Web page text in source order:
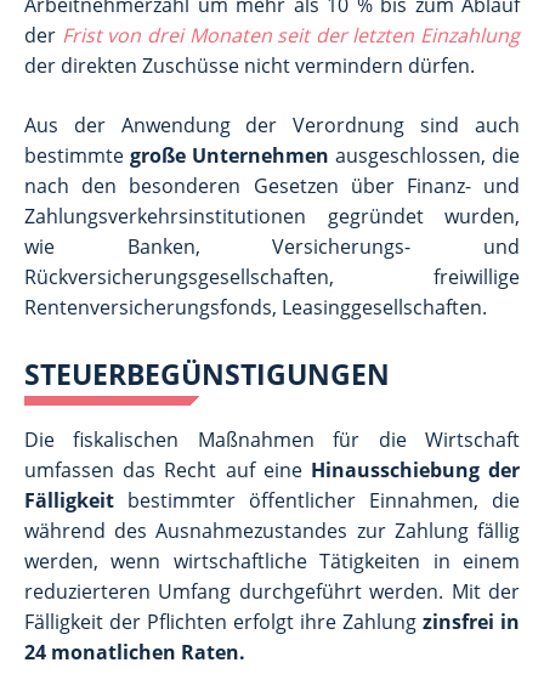
der Frist von drei Monaten seit der letzten Einzahlung
der direkten Zuschüsse nicht vermindern dürfen.
Aus der Anwendung der Verordnung sind auch
bestimmte große Unternehmen ausgeschlossen, die
nach den besonderen Gesetzen über Finanz- und
Zahlungsverkehrsinstitutionen gegründet wurden,
wie Banken, Versicherungs- und
Rückversicherungsgesellschaften, freiwillige
Rentenversicherungsfonds, Leasinggesellschaften.
STEUERBEGÜNSTIGUNGEN
Die fiskalischen Maßnahmen für die Wirtschaft
umfassen das Recht auf eineHinausschiebung der
Fälligkeit bestimmter öffentlicher Einnahmen, die
während des Ausnahmezustandes zur Zahlung fällig
werden, wenn wirtschaftliche Tätigkeiten in einem
reduzierteren Umfang durchgeführt werden. Mit der
Fälligkeit der Pflichten erfolgt ihre Zahlung zinsfrei in
24 monatlichen Raten.